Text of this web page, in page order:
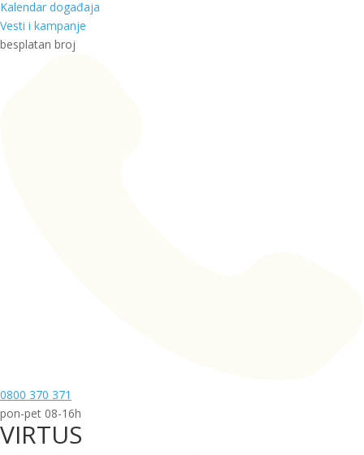
Kalendar događaja
Vesti i kampanje
besplatan broj
0800 370 371
pon-pet 08-16h
VIRTUS